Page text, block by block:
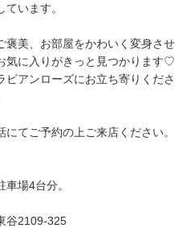
います。
褒美、お部屋をかわいく変身させ
気に入りがきっと見つかります♡
アンローズにお立ち寄りくださ
てご予約の上ご来店ください。
場4台分。
谷2109-325